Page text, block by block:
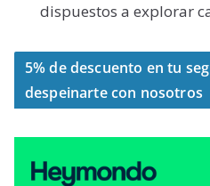
dispuestos a explorar
5% de descuento en tu
despeinarte con nosotros